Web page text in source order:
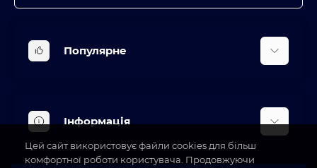
Популярне
Кліматична техніка
Аксесуари та насадки
Будинок, сад, город
Інформація
Доставка
Цей сайт використовує файли cookies для більш
комфортної роботи користувача. Продовжуючи